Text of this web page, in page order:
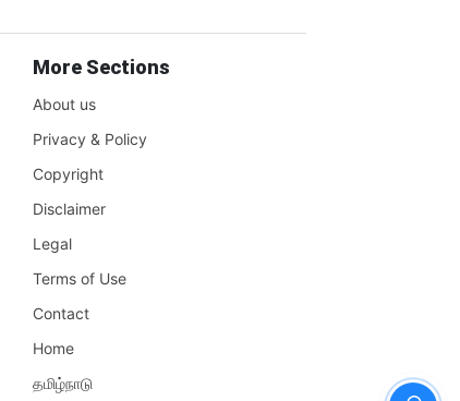
More Sections
About us
Privacy & Policy
Copyright
Disclaimer
Legal
Terms of Use
Contact
Home
தமிழ்நாடு